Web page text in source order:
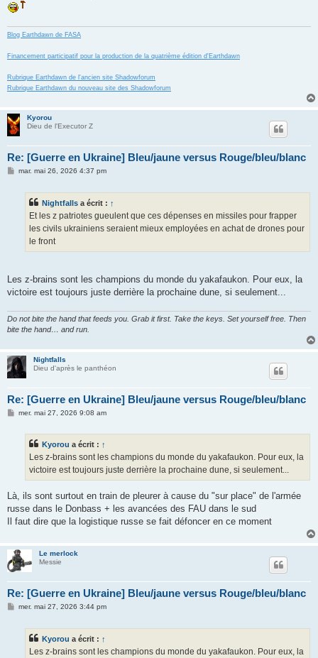
Blog Earthdawn de FASA
Financement participatif pour la production de la quatrième édition d'Earthdawn
Rubrique Earthdawn de l'ancien site Shadowforum
Rubrique Earthdawn du nouveau site des Shadowforum
Kyorou
Dieu de l'Executor Z
Re: [Guerre en Ukraine] Bleu/jaune versus Rouge/bleu/blanc
Mmar. mai 26, 2026 4:37 pm
Nightfalls a écrit : ↑
Et les z patriotes gueulent que ces dépenses en missiles pour frapper
les civils ukrainiens seraient mieux employées en achat de drones pour
le front
Les z-brains sont les champions du monde du yakafaukon. Pour eux, la
victoire est toujours juste derrière la prochaine dune, si seulement...
Do not bite the hand that feeds you. Grab it first. Take the keys. Set yourself free. Then
bite the hand… and run.
Nightfalls
Dieu d'après le panthéon
Re: [Guerre en Ukraine] Bleu/jaune versus Rouge/bleu/blanc
Mmer. mai 27, 2026 9:08 am
Kyorou a écrit : ↑
Les z-brains sont les champions du monde du yakafaukon. Pour eux, la
victoire est toujours juste derrière la prochaine dune, si seulement...
Là, ils sont surtout en train de pleurer à cause du "sur place" de l'armée
russe dans le Donbass + les avancées des FAU dans le sud
Il faut dire que la logistique russe se fait défoncer en ce moment
Le merlock
Messie
Re: [Guerre en Ukraine] Bleu/jaune versus Rouge/bleu/blanc
Mmer. mai 27, 2026 3:44 pm
Kyorou a écrit : ↑
Les z-brains sont les champions du monde du yakafaukon. Pour eux, la